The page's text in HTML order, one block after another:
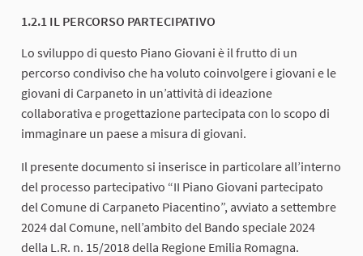
1.2.1 IL PERCORSO PARTECIPATIVO
Lo sviluppo di questo Piano Giovani è il frutto di un
percorso condiviso che ha voluto coinvolgere i giovani e le
giovani di Carpaneto in un’attività di ideazione
collaborativa e progettazione partecipata con lo scopo di
immaginare un paese a misura di giovani.
Il presente documento si inserisce in particolare all’interno
del processo partecipativo “II Piano Giovani partecipato
del Comune di Carpaneto Piacentino”, avviato a settembre
2024 dal Comune, nell’ambito del Bando speciale 2024
della L.R. n. 15/2018 della Regione Emilia Romagna.